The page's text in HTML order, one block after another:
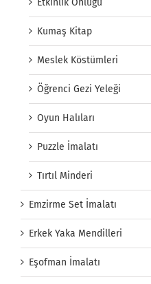
Etkinlik Önlüğü
Kumaş Kitap
Meslek Köstümleri
Öğrenci Gezi Yeleği
Oyun Halıları
Puzzle İmalatı
Tırtıl Minderi
Emzirme Set İmalatı
Erkek Yaka Mendilleri
Eşofman İmalatı